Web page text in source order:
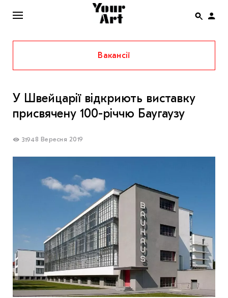
ENG
НОВИНИ
АФІША
ІНТЕРВ’Ю
СПЕЦПРОЄКТИ
THE UKRAINIAN PAVILION AT VENICE BIENNALE
2022
МАРІУПОЛЬСЬКІ МАРГІНАЛІЇ
ДОСЛІДНИЦЬКА ПЛАТФОРМА
ЗАПАЛЕННЯ
Вакансії
У Швейцарії відкриють виставку
присвячену 100-річчю Баугаузу
31948 Вересня 2019